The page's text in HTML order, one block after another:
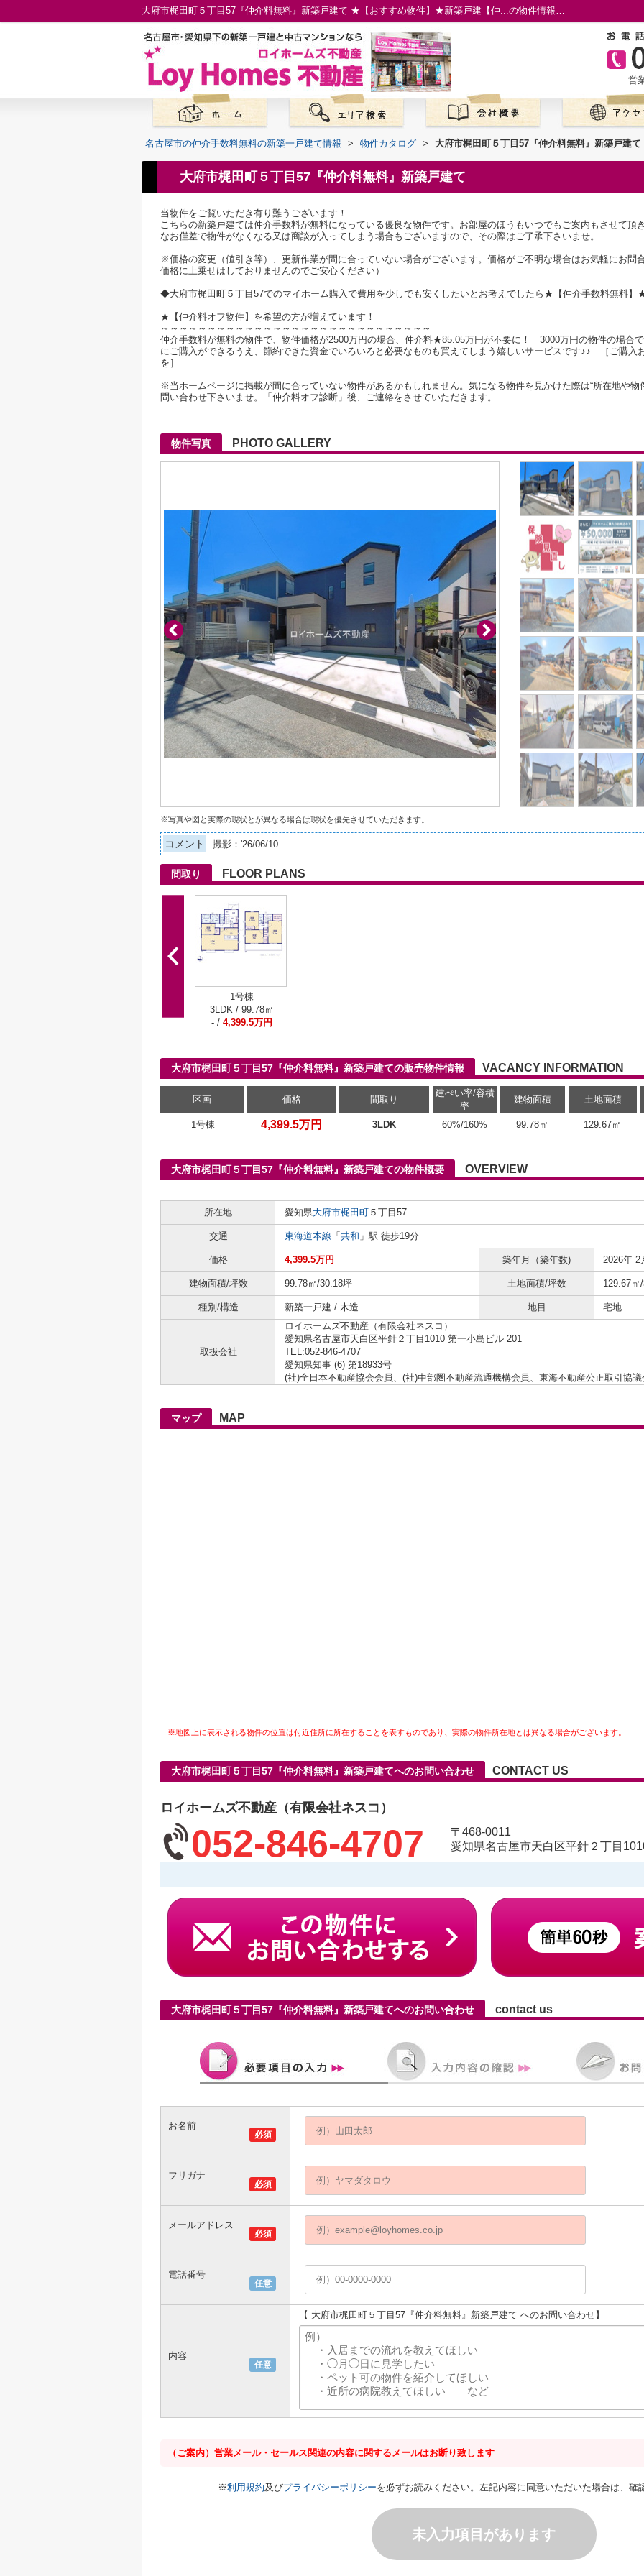
大府市梶田町５丁目57『仲介料無料』新築戸建て ★【おすすめ物件】★新築戸建【仲...の物件情報／名古屋市の仲介手数料無料の新築一戸建て／ロイホームズ不動産
営
名古屋市の仲介手数料無料の新築一戸建て情報 > 物件カタログ > 大府市梶田町５丁目57『仲介料無料』新築戸建て
大府市梶田町５丁目57『仲介料無料』新築戸建て
当物件をご覧いただき有り難うございます！
こちらの新築戸建ては仲介手数料が無料になっている優良な物件です。お部屋のほうもいつでもご案内もさせて頂
なお僅差で物件がなくなる又は商談が入ってしまう場合もございますので、その際はご了承下さいませ。
※価格の変更（値引き等）、更新作業が間に合っていない場合がございます。価格がご不明な場合はお気軽にお問
価格に上乗せはしておりませんのでご安心ください）
◆大府市梶田町５丁目57でのマイホーム購入で費用を少しでも安くしたいとお考えでしたら★【仲介手数料無料
★【仲介料オフ物件】を希望の方が増えています！
～～～～～～～～～～～～～～～～～～～～～～～～～～～～～
仲介手数料が無料の物件で、物件価格が2500万円の場合、仲介料★85.05万円が不要に！ 3000万円の物件の場
にご購入ができるうえ、節約できた資金でいろいろと必要なものも買えてしまう嬉しいサービスです♪♪ ［ご購入
を］
※当ホームページに掲載が間に合っていない物件があるかもしれません。気になる物件を見かけた際は“所在地や物
問い合わせ下さいませ。「仲介料オフ診断」後、ご連絡をさせていただきます。
物件写真 PHOTO GALLERY
※写真や図と実際の現状とが異なる場合は現状を優先させていただきます。
コメント 撮影：'26/06/10
間取り FLOOR PLANS
1号棟
3LDK / 99.78㎡
- / 4,399.5万円
大府市梶田町５丁目57『仲介料無料』新築戸建ての販売物件情報 VACANCY INFORMATION
区画 価格 間取り
建ぺい率/容積
率
建物面積 土地面積
1号棟 4,399.5万円 3LDK 60%/160% 99.78㎡ 129.67㎡
大府市梶田町５丁目57『仲介料無料』新築戸建ての物件概要 OVERVIEW
所在地 愛知県大府市梶田町 ５丁目57
交通 東海道本線 「 共和 」駅 徒歩19分
価格 4,399.5万円 築年月（築年数) 2026年 2
建物面積/坪数 99.78㎡/30.18坪 土地面積/坪数 129.67㎡
種別/構造 新築一戸建 / 木造 地目 宅地
取扱会社
ロイホームズ不動産（有限会社ネスコ）
愛知県名古屋市天白区平針２丁目1010 第一小島ビル 201
TEL:052-846-4707
愛知県知事 (6) 第18933号
(社)全日本不動産協会会員、(社)中部圏不動産流通機構会員、東海不動産公正取引協
マップ MAP
※地図上に表示される物件の位置は付近住所に所在することを表すものであり、実際の物件所在地とは異なる場合がございます。
大府市梶田町５丁目57『仲介料無料』新築戸建てへのお問い合わせ CONTACT US
ロイホームズ不動産（有限会社ネスコ）
052-846-4707
〒468-0011
愛知県名古屋市天白区平針２丁目
大府市梶田町５丁目57『仲介料無料』新築戸建てへのお問い合わせ contact us
必須
お名前
必須
フリガナ
必須
メールアドレス
任意
電話番号
任意
内容
【 大府市梶田町５丁目57『仲介料無料』新築戸建て へのお問い合わせ】
（ご案内）営業メール・セールス関連の内容に関するメールはお断り致します
※利用規約及びプライバシーポリシーを必ずお読みください。左記内容に同意いただいた場合は、確
未入力項目があります